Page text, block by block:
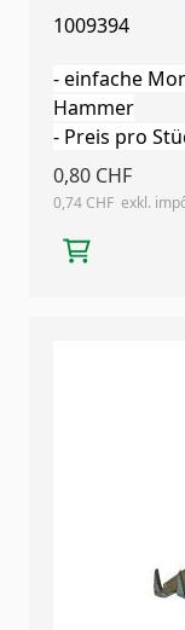
1009394
- einfache
Hammer
- Preis pro
0,80 CHF
0,74 CHF